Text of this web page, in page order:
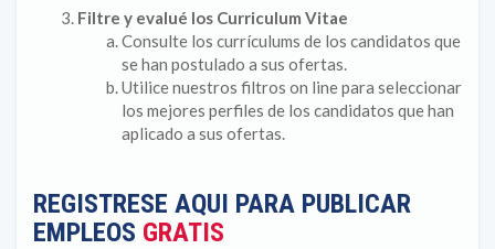
Filtre y evalué los Curriculum Vitae
Consulte los currículums de los candidatos que
se han postulado a sus ofertas.
Utilice nuestros filtros on line para seleccionar
los mejores perfiles de los candidatos que han
aplicado a sus ofertas.
REGISTRESE AQUI PARA PUBLICAR
EMPLEOS GRATIS